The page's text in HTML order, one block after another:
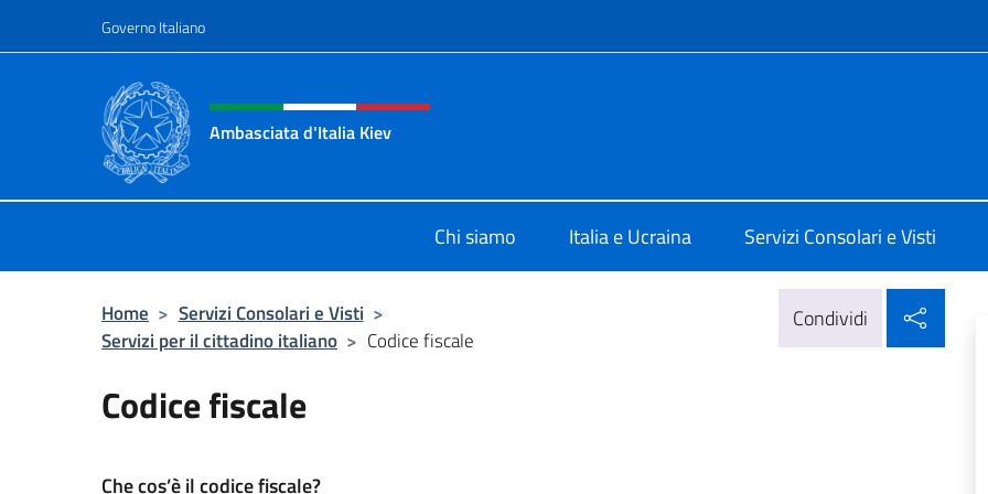
Governo Italiano
Intestazione sito, social e menù
Ambasciata d'Italia Kiev
Chi siamo Italia e Ucraina Servizi Consolari e Visti
Home > Servizi Consolari e Visti >
Servizi per il cittadino italiano > Codice fiscale
Condividi
Codice fiscale
Che cos’è il codice fiscale?